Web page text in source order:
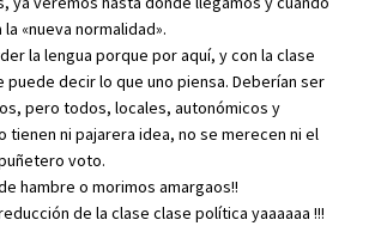
«nueva normalidad».
la lengua porque por aquí, y con la clase
puede decir lo que uno piensa. Deberían ser
pero todos, locales, autonómicos y
tienen ni pajarera idea, no se merecen ni el
voto.
hambre o morimos amargaos!!
de la clase clase política yaaaaaa !!!